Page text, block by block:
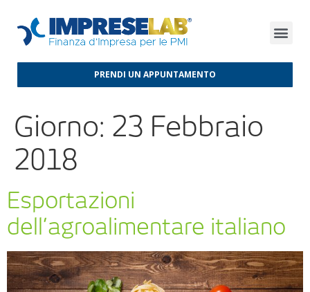
PRENDI UN APPUNTAMENTO
Giorno: 23 Febbraio
2018
Esportazioni
dell’agroalimentare italiano